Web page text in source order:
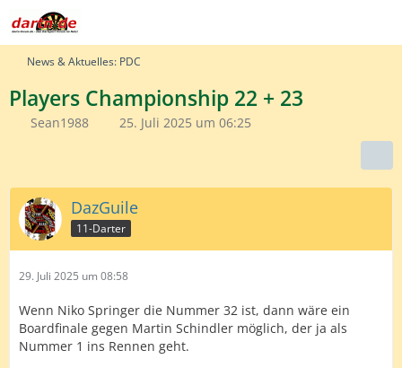
News & Aktuelles: PDC
Players Championship 22 + 23
Sean1988 25. Juli 2025 um 06:25
DazGuile
11-Darter
29. Juli 2025 um 08:58
Wenn Niko Springer die Nummer 32 ist, dann wäre ein
Boardfinale gegen Martin Schindler möglich, der ja als
Nummer 1 ins Rennen geht.